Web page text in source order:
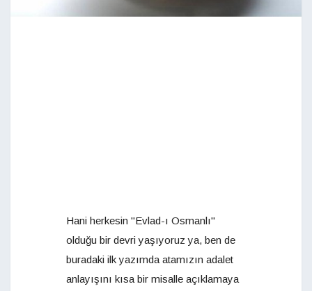
Hani herkesin "Evlad-ı Osmanlı"
olduğu bir devri yaşıyoruz ya, ben de
buradaki ilk yazımda atamızın adalet
anlayışını kısa bir misalle açıklamaya